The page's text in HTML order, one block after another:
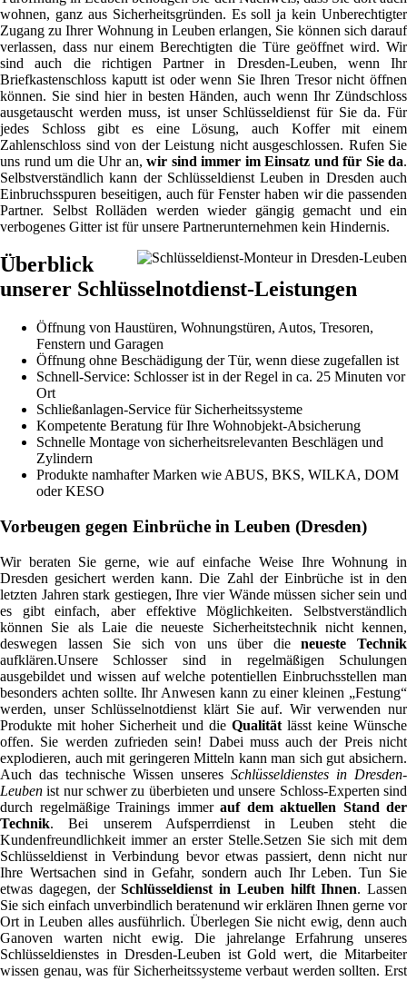
wohnen, ganz aus Sicherheitsgründen. Es soll ja kein Unberechtigter
Zugang zu Ihrer Wohnung in Leuben erlangen, Sie können sich darauf
verlassen, dass nur einem Berechtigten die Türe geöffnet wird. Wir
sind auch die richtigen Partner in Dresden-Leuben, wenn Ihr
Briefkastenschloss kaputt ist oder wenn Sie Ihren Tresor nicht öffnen
können. Sie sind hier in besten Händen, auch wenn Ihr Zündschloss
ausgetauscht werden muss, ist unser Schlüsseldienst für Sie da. Für
jedes Schloss gibt es eine Lösung, auch Koffer mit einem
Zahlenschloss sind von der Leistung nicht ausgeschlossen. Rufen Sie
uns rund um die Uhr an, wir sind immer im Einsatz und für Sie da.
Selbstverständlich kann der Schlüsseldienst Leuben in Dresden auch
Einbruchsspuren beseitigen, auch für Fenster haben wir die passenden
Partner. Selbst Rolläden werden wieder gängig gemacht und ein
verbogenes Gitter ist für unsere Partnerunternehmen kein Hindernis.
Überblick
unserer Schlüsselnotdienst-Leistungen
Öffnung von Haustüren, Wohnungstüren, Autos, Tresoren,
Fenstern und Garagen
Öffnung ohne Beschädigung der Tür, wenn diese zugefallen ist
Schnell-Service: Schlosser ist in der Regel in ca. 25 Minuten vor
Ort
Schließanlagen-Service für Sicherheitssysteme
Kompetente Beratung für Ihre Wohnobjekt-Absicherung
Schnelle Montage von sicherheitsrelevanten Beschlägen und
Zylindern
Produkte namhafter Marken wie ABUS, BKS, WILKA, DOM
oder KESO
Vorbeugen gegen Einbrüche in Leuben (Dresden)
Wir beraten Sie gerne, wie auf einfache Weise Ihre Wohnung in
Dresden gesichert werden kann. Die Zahl der Einbrüche ist in den
letzten Jahren stark gestiegen, Ihre vier Wände müssen sicher sein und
es gibt einfach, aber effektive Möglichkeiten. Selbstverständlich
können Sie als Laie die neueste Sicherheitstechnik nicht kennen,
deswegen lassen Sie sich von uns über dieneueste Technik
aufklären.Unsere Schlosser sind in regelmäßigen Schulungen
ausgebildet und wissen auf welche potentiellen Einbruchsstellen man
besonders achten sollte. Ihr Anwesen kann zu einer kleinen „Festung“
werden, unser Schlüsselnotdienst klärt Sie auf. Wir verwenden nur
Produkte mit hoher Sicherheit und die Qualität lässt keine Wünsche
offen. Sie werden zufrieden sein! Dabei muss auch der Preis nicht
explodieren, auch mit geringeren Mitteln kann man sich gut absichern.
Auch das technische Wissen unseres Schlüsseldienstes in Dresden-
Leuben ist nur schwer zu überbieten und unsere Schloss-Experten sind
durch regelmäßige Trainings immer auf dem aktuellen Stand der
Technik. Bei unserem Aufsperrdienst in Leuben steht die
Kundenfreundlichkeit immer an erster Stelle.Setzen Sie sich mit dem
Schlüsseldienst in Verbindung bevor etwas passiert, denn nicht nur
Ihre Wertsachen sind in Gefahr, sondern auch Ihr Leben. Tun Sie
etwas dagegen, derSchlüsseldienst in Leuben hilft Ihnen. Lassen
Sie sich einfach unverbindlich beratenund wir erklären Ihnen gerne vor
Ort in Leuben alles ausführlich. Überlegen Sie nicht ewig, denn auch
Ganoven warten nicht ewig. Die jahrelange Erfahrung unseres
Schlüsseldienstes in Dresden-Leuben ist Gold wert, die Mitarbeiter
wissen genau, was für Sicherheitssysteme verbaut werden sollten. Erst